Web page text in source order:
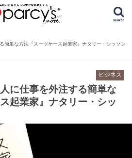
search
簡単な方法『スーツケース起業家』ナタリー・シッソン
ビジネス
に仕事を外注する簡単な
起業家』ナタリー・シッ